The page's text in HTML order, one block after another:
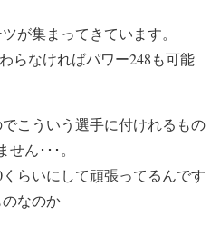
が集まってきています。
らなければパワー248も可能
こういう選手に付けれるもの
ん･･･。
らいにして頑張ってるんです
なのか